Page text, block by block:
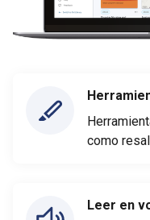
como
Leer en